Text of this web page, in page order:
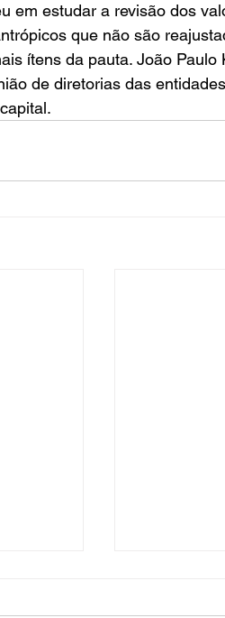
em estudar a revisão dos
que não são
ítens da pauta. João
de diretorias das